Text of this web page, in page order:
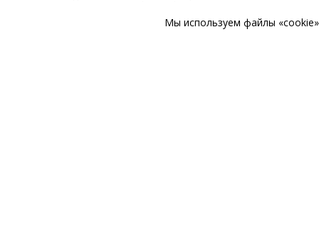
Мы используем файлы «cookie»